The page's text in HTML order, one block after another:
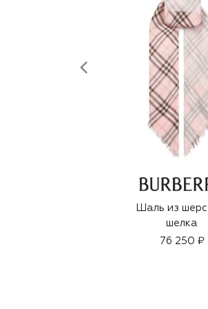
Шаль из
шелка
76 250 ₽